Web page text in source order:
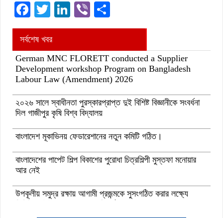
Facebook
TwitterLinkedIn
Viber
সর্বশেষ খবর
German MNC FLORETT conducted a Supplier
Development workshop Program on Bangladesh
Labour Law (Amendment) 2026
২০২৬ সালে স্বাধীনতা পুরস্কারপ্রাপ্ত দুই বিশিষ্ট বিজ্ঞানীকে সংবর্ধনা
দিল গাজীপুর কৃষি বিশ্ব বিদ্যালয়
বাংলাদেশ মূকাভিনয় ফেডারেশানের নতুন কমিটি গঠিত।
বাংলাদেশের পাপেট শিল্প বিকাশের পুরোধা চিত্রশিল্পী মুস্তফা মনোয়ার
আর নেই
উপকূলীয় সমুদ্র রক্ষায় আগামী প্রজন্মকে সুসংগঠিত করার লক্ষ্যে